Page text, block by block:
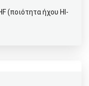
(ποιότητα ήχου HI-